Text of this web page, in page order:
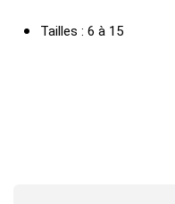
Tailles : 6 à 15